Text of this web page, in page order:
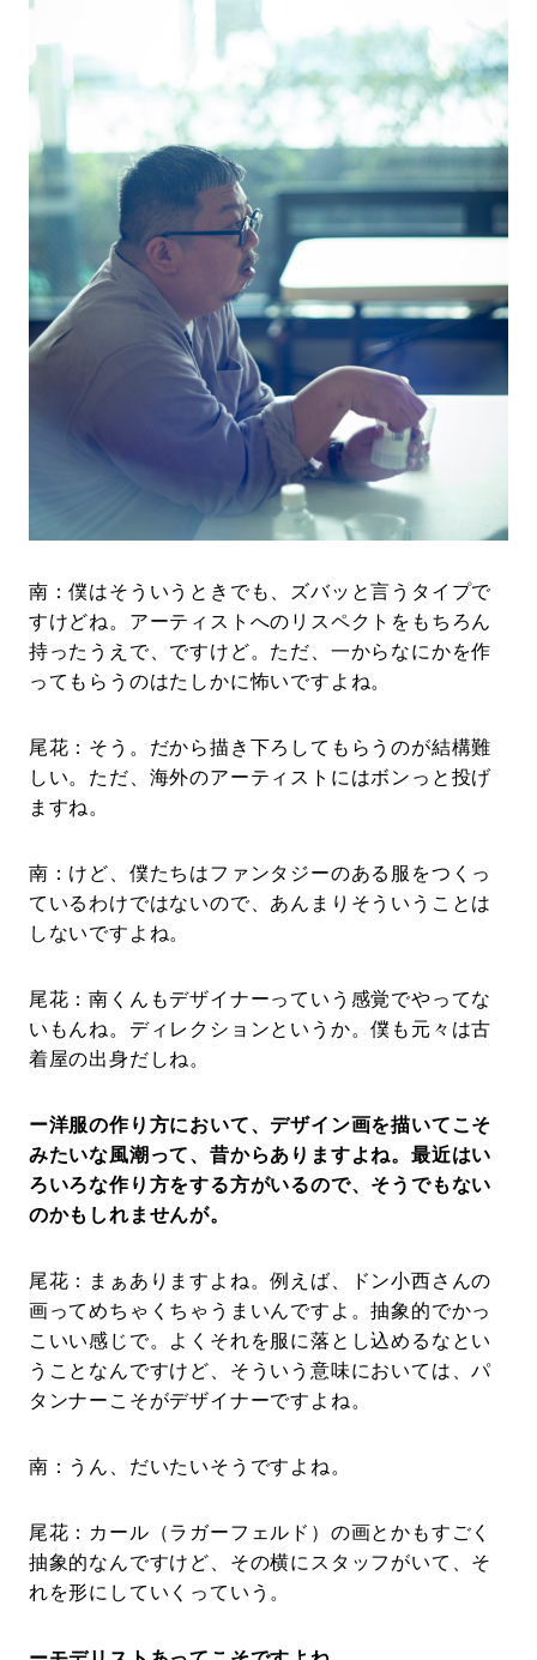
南：僕はそういうときでも、ズバッと言うタイプで
すけどね。アーティストへのリスペクトをもちろん
持ったうえで、ですけど。ただ、一からなにかを作
ってもらうのはたしかに怖いですよね。
尾花：そう。だから描き下ろしてもらうのが結構難
しい。ただ、海外のアーティストにはボンっと投げ
ますね。
南：けど、僕たちはファンタジーのある服をつくっ
ているわけではないので、あんまりそういうことは
しないですよね。
尾花：南くんもデザイナーっていう感覚でやってな
いもんね。ディレクションというか。僕も元々は古
着屋の出身だしね。
ー洋服の作り方において、デザイン画を描いてこそ
みたいな風潮って、昔からありますよね。最近はい
ろいろな作り方をする方がいるので、そうでもない
のかもしれませんが。
尾花：まぁありますよね。例えば、ドン小西さんの
画ってめちゃくちゃうまいんですよ。抽象的でかっ
こいい感じで。よくそれを服に落とし込めるなとい
うことなんですけど、そういう意味においては、パ
タンナーこそがデザイナーですよね。
南：うん、だいたいそうですよね。
尾花：カール（ラガーフェルド）の画とかもすごく
抽象的なんですけど、その横にスタッフがいて、そ
れを形にしていくっていう。